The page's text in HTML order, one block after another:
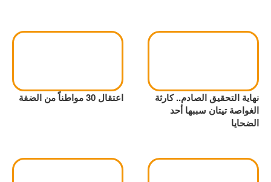
نهاية التحقيق الصادم.. كارثة
الغواصة تيتان سببها أحد
الضحايا
اعتقال 30 مواطناً من الضفة